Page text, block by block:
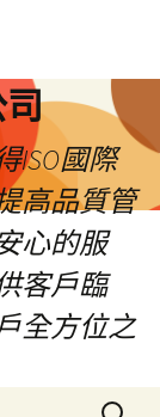
ISO國際
高品質管
心的服
客戶臨
全方位之
搜